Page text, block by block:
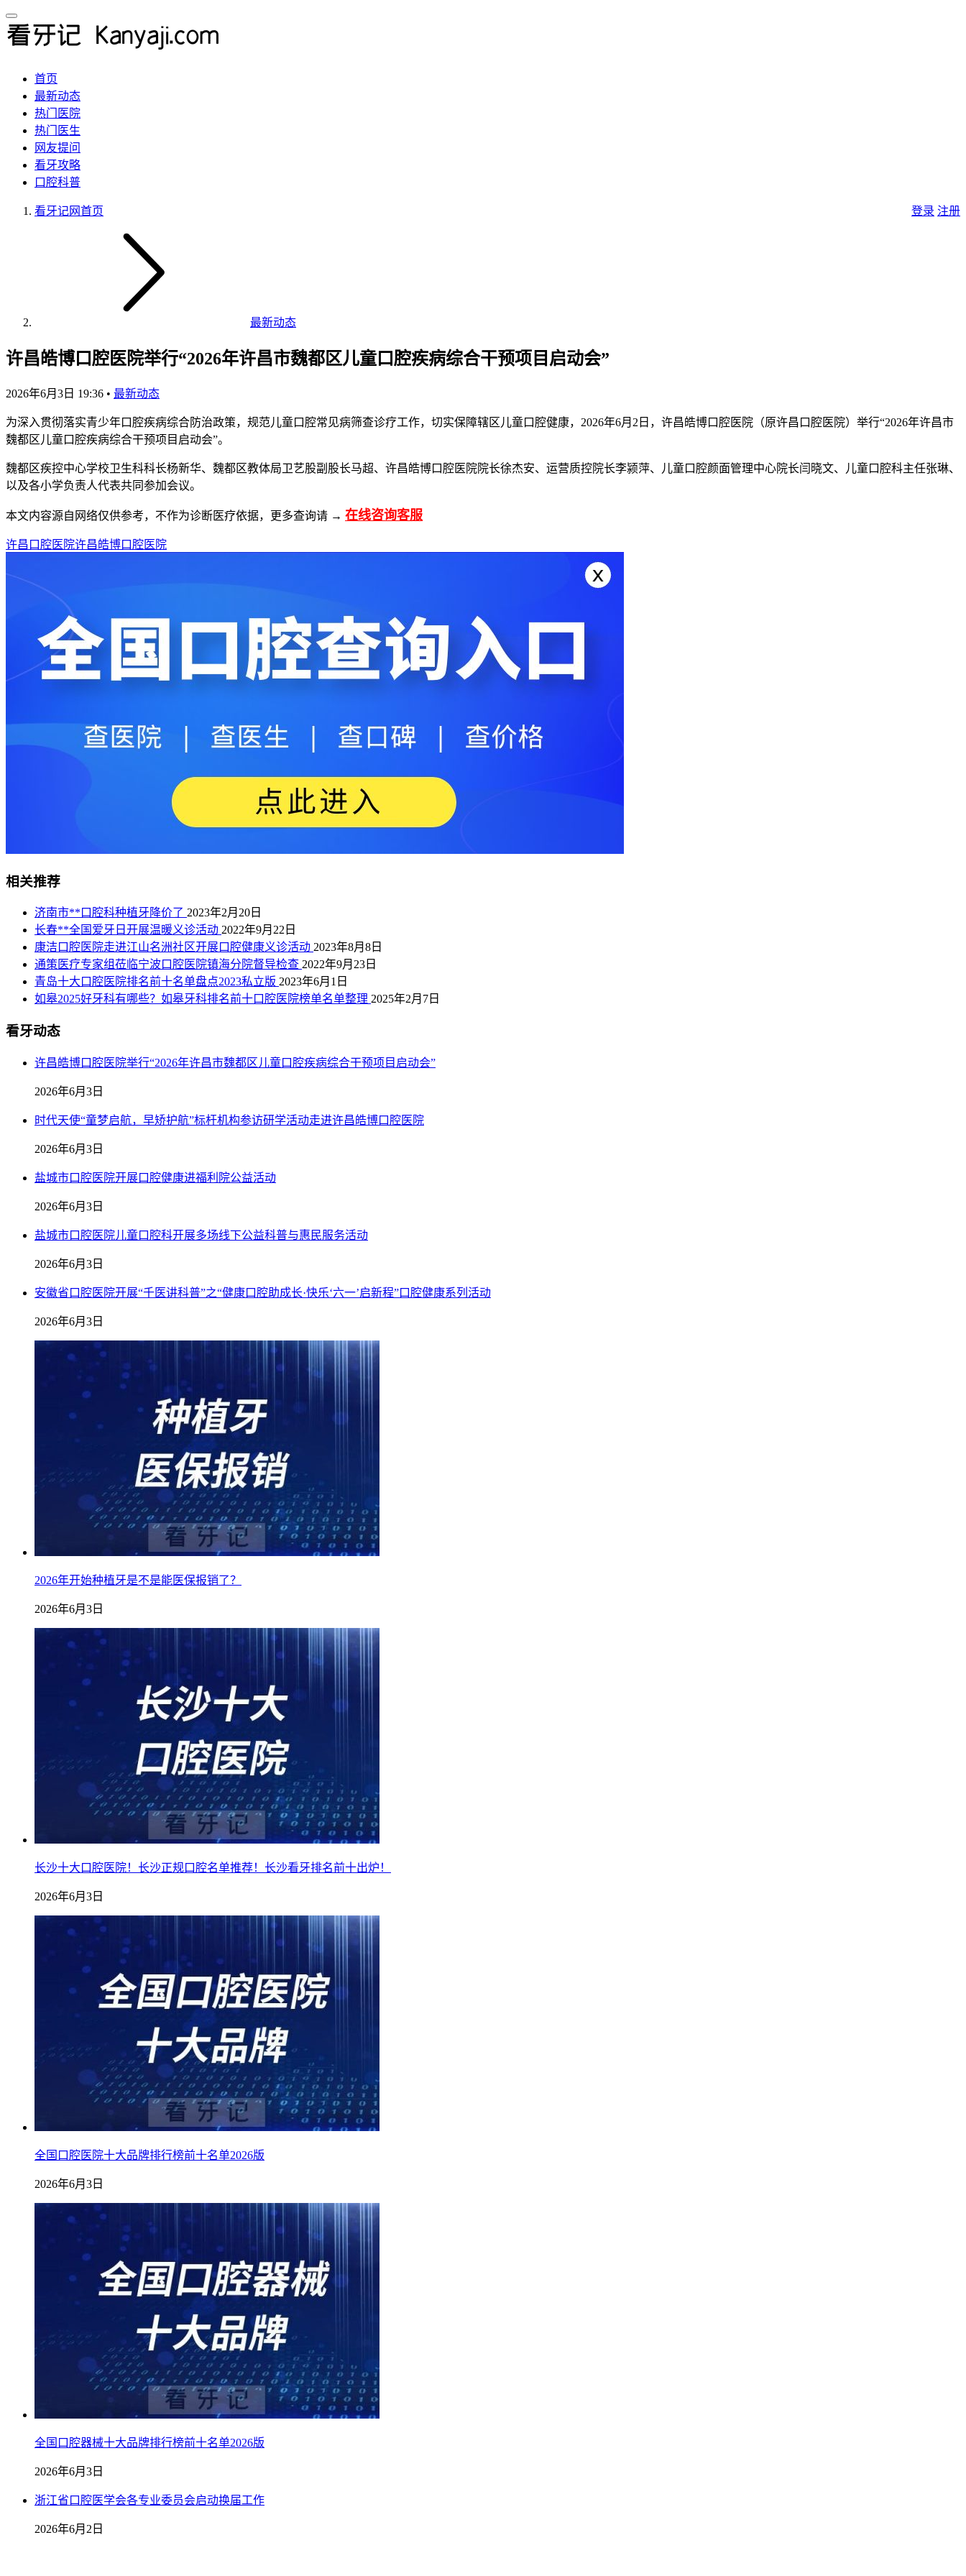
首页
最新动态
热门医院
热门医生
网友提问
看牙攻略
口腔科普
登录 注册
看牙记网首页
最新动态
许昌皓博口腔医院举行“2026年许昌市魏都区儿童口腔疾病综合干预项目启动会”
2026年6月3日 19:36 • 最新动态
为深入贯彻落实青少年口腔疾病综合防治政策，规范儿童口腔常见病筛查诊疗工作，切实保障辖区儿童口腔健康，2026年6月2日，许昌皓博口腔医院（原许昌口腔医院）举行“2026年许昌市
魏都区儿童口腔疾病综合干预项目启动会”。
魏都区疾控中心学校卫生科科长杨新华、魏都区教体局卫艺股副股长马超、许昌皓博口腔医院院长徐杰安、运营质控院长李颍萍、儿童口腔颜面管理中心院长闫晓文、儿童口腔科主任张琳、
以及各小学负责人代表共同参加会议。
本文内容源自网络仅供参考，不作为诊断医疗依据，更多查询请 → 在线咨询客服
许昌口腔医院许昌皓博口腔医院
相关推荐
济南市**口腔科种植牙降价了 2023年2月20日
长春**全国爱牙日开展温暖义诊活动 2022年9月22日
康洁口腔医院走进江山名洲社区开展口腔健康义诊活动 2023年8月8日
通策医疗专家组莅临宁波口腔医院镇海分院督导检查 2022年9月23日
青岛十大口腔医院排名前十名单盘点2023私立版 2023年6月1日
如皋2025好牙科有哪些？如皋牙科排名前十口腔医院榜单名单整理 2025年2月7日
看牙动态
许昌皓博口腔医院举行“2026年许昌市魏都区儿童口腔疾病综合干预项目启动会”
2026年6月3日
时代天使“童梦启航，早矫护航”标杆机构参访研学活动走进许昌皓博口腔医院
2026年6月3日
盐城市口腔医院开展口腔健康进福利院公益活动
2026年6月3日
盐城市口腔医院儿童口腔科开展多场线下公益科普与惠民服务活动
2026年6月3日
安徽省口腔医院开展“千医讲科普”之“健康口腔助成长·快乐‘六一’启新程”口腔健康系列活动
2026年6月3日
2026年开始种植牙是不是能医保报销了？
2026年6月3日
长沙十大口腔医院！长沙正规口腔名单推荐！长沙看牙排名前十出炉！
2026年6月3日
全国口腔医院十大品牌排行榜前十名单2026版
2026年6月3日
全国口腔器械十大品牌排行榜前十名单2026版
2026年6月3日
浙江省口腔医学会各专业委员会启动换届工作
2026年6月2日